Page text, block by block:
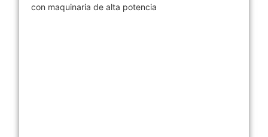
con maquinaria de alta potencia